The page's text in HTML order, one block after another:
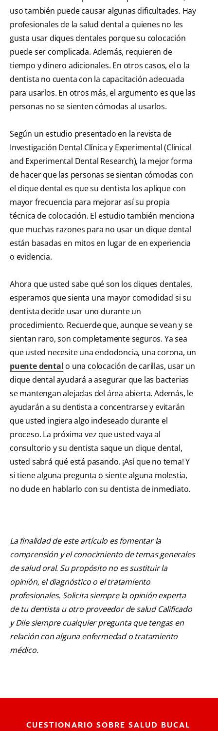
uso también puede causar algunas dificultades. Hay
profesionales de la salud dental a quienes no les
gusta usar diques dentales porque su colocación
puede ser complicada. Además, requieren de
tiempo y dinero adicionales. En otros casos, el o la
dentista no cuenta con la capacitación adecuada
para usarlos. En otros más, el argumento es que las
personas no se sienten cómodas al usarlos.
Según un estudio presentado en la revista de
Investigación Dental Clínica y Experimental ( Clinical
and Experimental Dental Research ), la mejor forma
de hacer que las personas se sientan cómodas con
el dique dental es que su dentista los aplique con
mayor frecuencia para mejorar así su propia
técnica de colocación. El estudio también menciona
que muchas razones para no usar un dique dental
están basadas en mitos en lugar de en experiencia
o evidencia.
Ahora que usted sabe qué son los diques dentales,
esperamos que sienta una mayor comodidad si su
dentista decide usar uno durante un
procedimiento. Recuerde que, aunque se vean y se
sientan raro, son completamente seguros. Ya sea
que usted necesite una endodoncia, una corona, un
puente dental o una colocación de carillas, usar un
dique dental ayudará a asegurar que las bacterias
se mantengan alejadas del área abierta. Además, le
ayudarán a su dentista a concentrarse y evitarán
que usted ingiera algo indeseado durante el
proceso. La próxima vez que usted vaya al
consultorio y su dentista saque un dique dental,
usted sabrá qué está pasando. ¡Así que no tema! Y
si tiene alguna pregunta o siente alguna molestia,
no dude en hablarlo con su dentista de inmediato.
La finalidad de este artículo es fomentar la
comprensión y el conocimiento de temas generales
de salud oral. Su propósito no es sustituir la
opinión, el diagnóstico o el tratamiento
profesionales. Solicita siempre la opinión experta
de tu dentista u otro proveedor de salud Calificado
y Dile siempre cualquier pregunta que tengas en
relación con alguna enfermedad o tratamiento
médico.
CUESTIONARIO SOBRE SALUD BUCAL